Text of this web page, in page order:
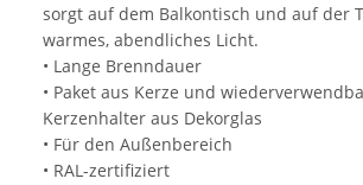
sorgt auf dem Balkontisch und auf der
warmes, abendliches Licht.
• Lange Brenndauer
• Paket aus Kerze und
Kerzenhalter aus Dekorglas
• Für den Außenbereich
• RAL-zertifiziert